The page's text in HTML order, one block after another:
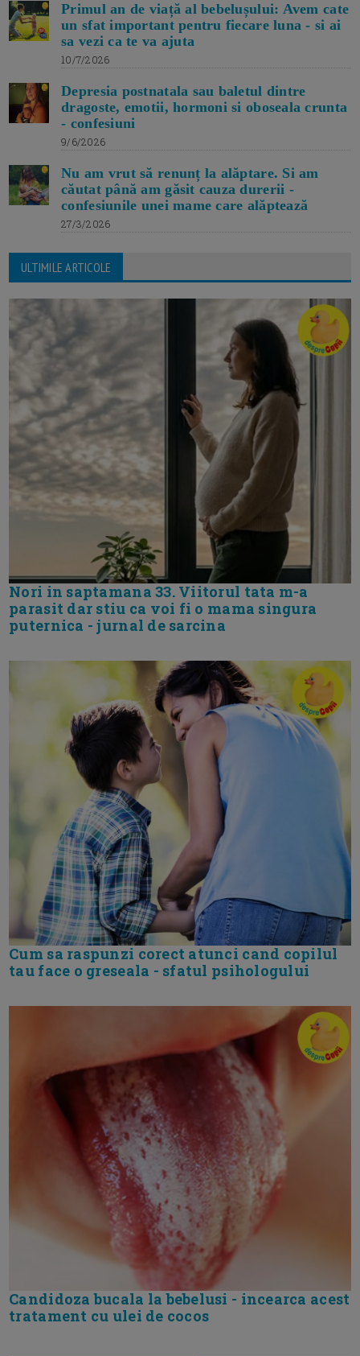
Primul an de viață al bebelușului: Avem cate
un sfat important pentru fiecare luna - si ai
sa vezi ca te va ajuta
10/7/2026
Depresia postnatala sau baletul dintre
dragoste, emotii, hormoni si oboseala crunta
- confesiuni
9/6/2026
Nu am vrut să renunț la alăptare. Si am
căutat până am găsit cauza durerii -
confesiunile unei mame care alăptează
27/3/2026
ULTIMILE ARTICOLE
Nori in saptamana 33. Viitorul tata m-a
parasit dar stiu ca voi fi o mama singura
puternica - jurnal de sarcina
Cum sa raspunzi corect atunci cand copilul
tau face o greseala - sfatul psihologului
Candidoza bucala la bebelusi - incearca acest
tratament cu ulei de cocos